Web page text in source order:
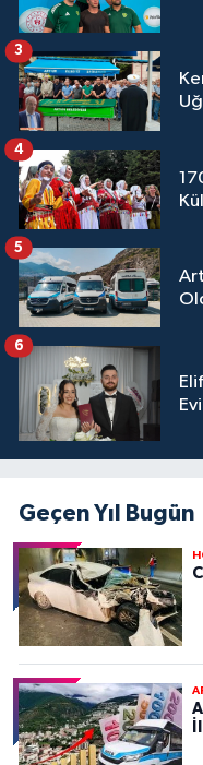
3
4
5
6
Geçen Yıl Bugün